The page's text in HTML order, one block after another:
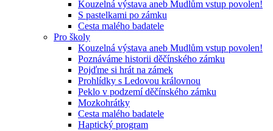
Kouzelná výstava aneb Mudlům vstup povolen!
S pastelkami po zámku
Cesta malého badatele
Pro školy
Kouzelná výstava aneb Mudlům vstup povolen!
Poznáváme historii děčínského zámku
Pojďme si hrát na zámek
Prohlídky s Ledovou královnou
Peklo v podzemí děčínského zámku
Mozkohrátky
Cesta malého badatele
Haptický program